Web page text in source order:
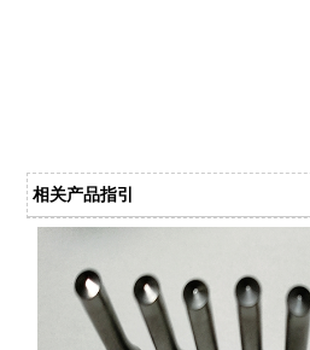
相关产品指引